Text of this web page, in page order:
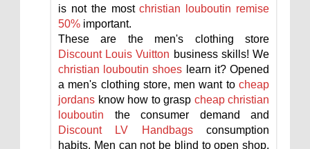
is not the mostchristian louboutin remise
50% important.
These are the men's clothing store
Discount Louis Vuitton business skills! We
christian louboutin shoes learn it? Opened
a men's clothing store, men want to cheap
jordans know how to grasp cheap christian
louboutin the consumer demand and
Discount LV Handbagsconsumption
habits. Men can not be blind to open shop,